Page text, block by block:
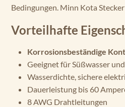
Bedingungen. Minn Kota
Vorteilhafte
Korrosionsbeständige
Geeignet für Süßwasser
Wasserdichte, sichere
Dauerleistung bis 60
8 AWG Drahtleitungen